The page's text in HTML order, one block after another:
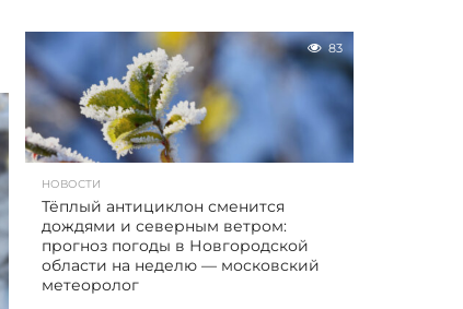
83
НОВОСТИ
Тёплый антициклон сменится
дождями и северным ветром:
прогноз погоды в Новгородской
области на неделю — московский
метеоролог